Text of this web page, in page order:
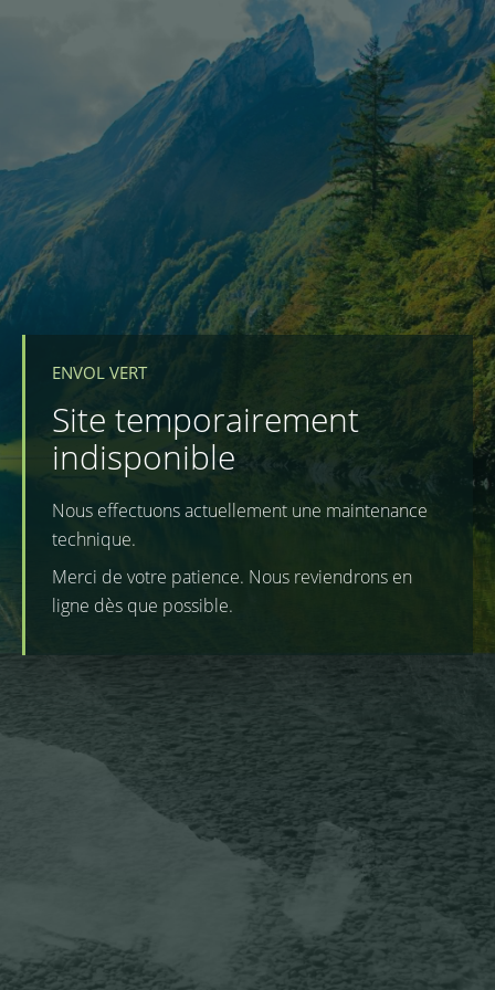
ENVOL VERT
Site temporairement
indisponible
Nous effectuons actuellement une maintenance
technique.
Merci de votre patience. Nous reviendrons en
ligne dès que possible.